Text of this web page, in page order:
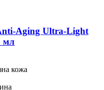
​Aging Ultra-​Light
мл
кожа